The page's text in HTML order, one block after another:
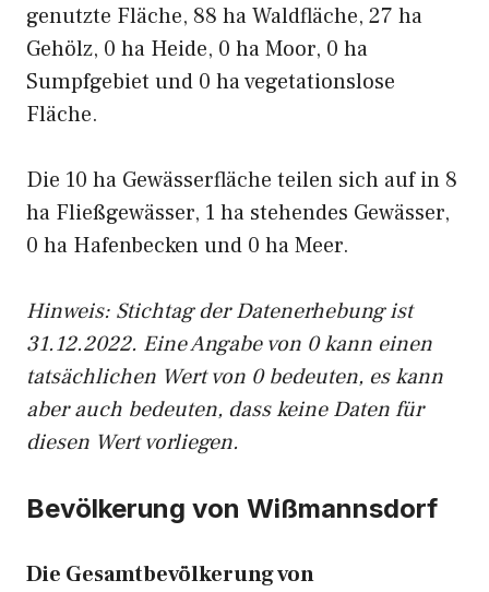
genutzte Fläche, 88 ha Waldfläche, 27 ha
Gehölz, 0 ha Heide, 0 ha Moor, 0 ha
Sumpfgebiet und 0 ha vegetationslose
Fläche.
Die 10 ha Gewässerfläche teilen sich auf in 8
ha Fließgewässer, 1 ha stehendes Gewässer,
0 ha Hafenbecken und 0 ha Meer.
Hinweis: Stichtag der Datenerhebung ist
31.12.2022. Eine Angabe von 0 kann einen
tatsächlichen Wert von 0 bedeuten, es kann
aber auch bedeuten, dass keine Daten für
diesen Wert vorliegen.
Bevölkerung von Wißmannsdorf
Die Gesamtbevölkerung von